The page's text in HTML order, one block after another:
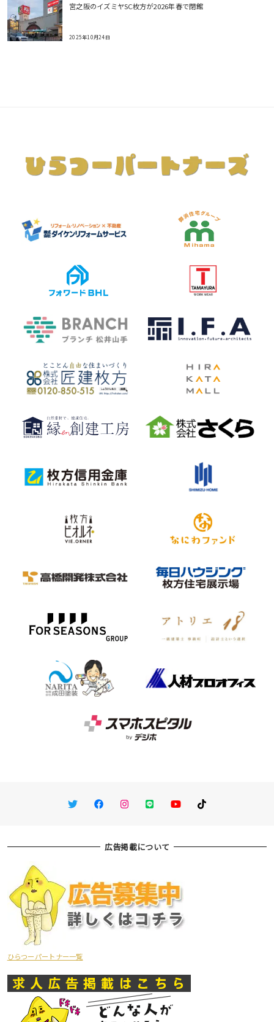
宮之阪のイズミヤSC枚方が2026年春で閉館
2025年10月24日
TwitterFacebookInstagram
LINE You TubeTikTok
広告掲載について
ひらつーパートナー一覧